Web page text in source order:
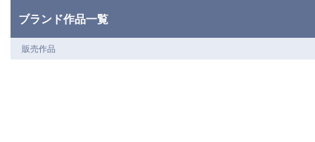
ブランド作品一覧
販売作品